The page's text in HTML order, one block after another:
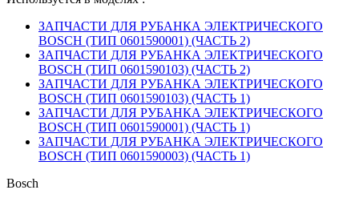
ЗАПЧАСТИ ДЛЯ РУБАНКА ЭЛЕКТРИЧЕСКОГО
BOSCH (ТИП 0601590001) (ЧАСТЬ 2)
ЗАПЧАСТИ ДЛЯ РУБАНКА ЭЛЕКТРИЧЕСКОГО
BOSCH (ТИП 0601590103) (ЧАСТЬ 2)
ЗАПЧАСТИ ДЛЯ РУБАНКА ЭЛЕКТРИЧЕСКОГО
BOSCH (ТИП 0601590103) (ЧАСТЬ 1)
ЗАПЧАСТИ ДЛЯ РУБАНКА ЭЛЕКТРИЧЕСКОГО
BOSCH (ТИП 0601590001) (ЧАСТЬ 1)
ЗАПЧАСТИ ДЛЯ РУБАНКА ЭЛЕКТРИЧЕСКОГО
BOSCH (ТИП 0601590003) (ЧАСТЬ 1)
Bosch